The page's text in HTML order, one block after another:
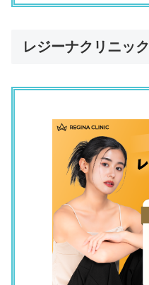
料金が高い」
リゼクリニック 名古屋駅前院
レジーナクリニック